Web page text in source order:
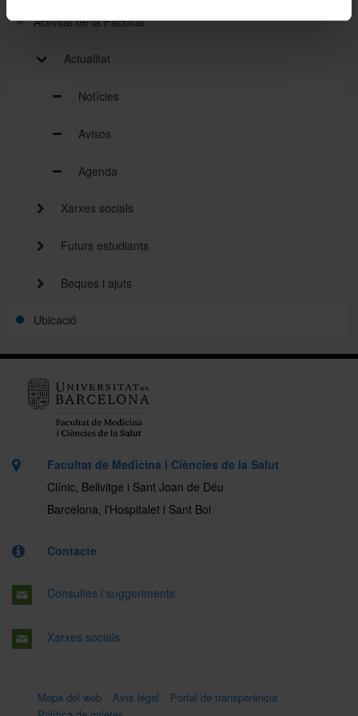
Activitat de la Facultat
Actualitat
Notícies
Avisos
Agenda
Xarxes socials
Futurs estudiants
Beques i ajuts
Ubicació
Facultat de Medicina i Ciències de la Salut
Clínic, Bellvitge i Sant Joan de Déu
Barcelona, l'Hospitalet i Sant Boi
Contacte
Consultes i suggeriments
Xarxes socials
Mapa del web Avís legal
Portal de transparència